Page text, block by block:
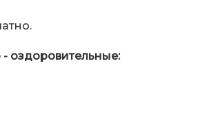
оздоровительные: